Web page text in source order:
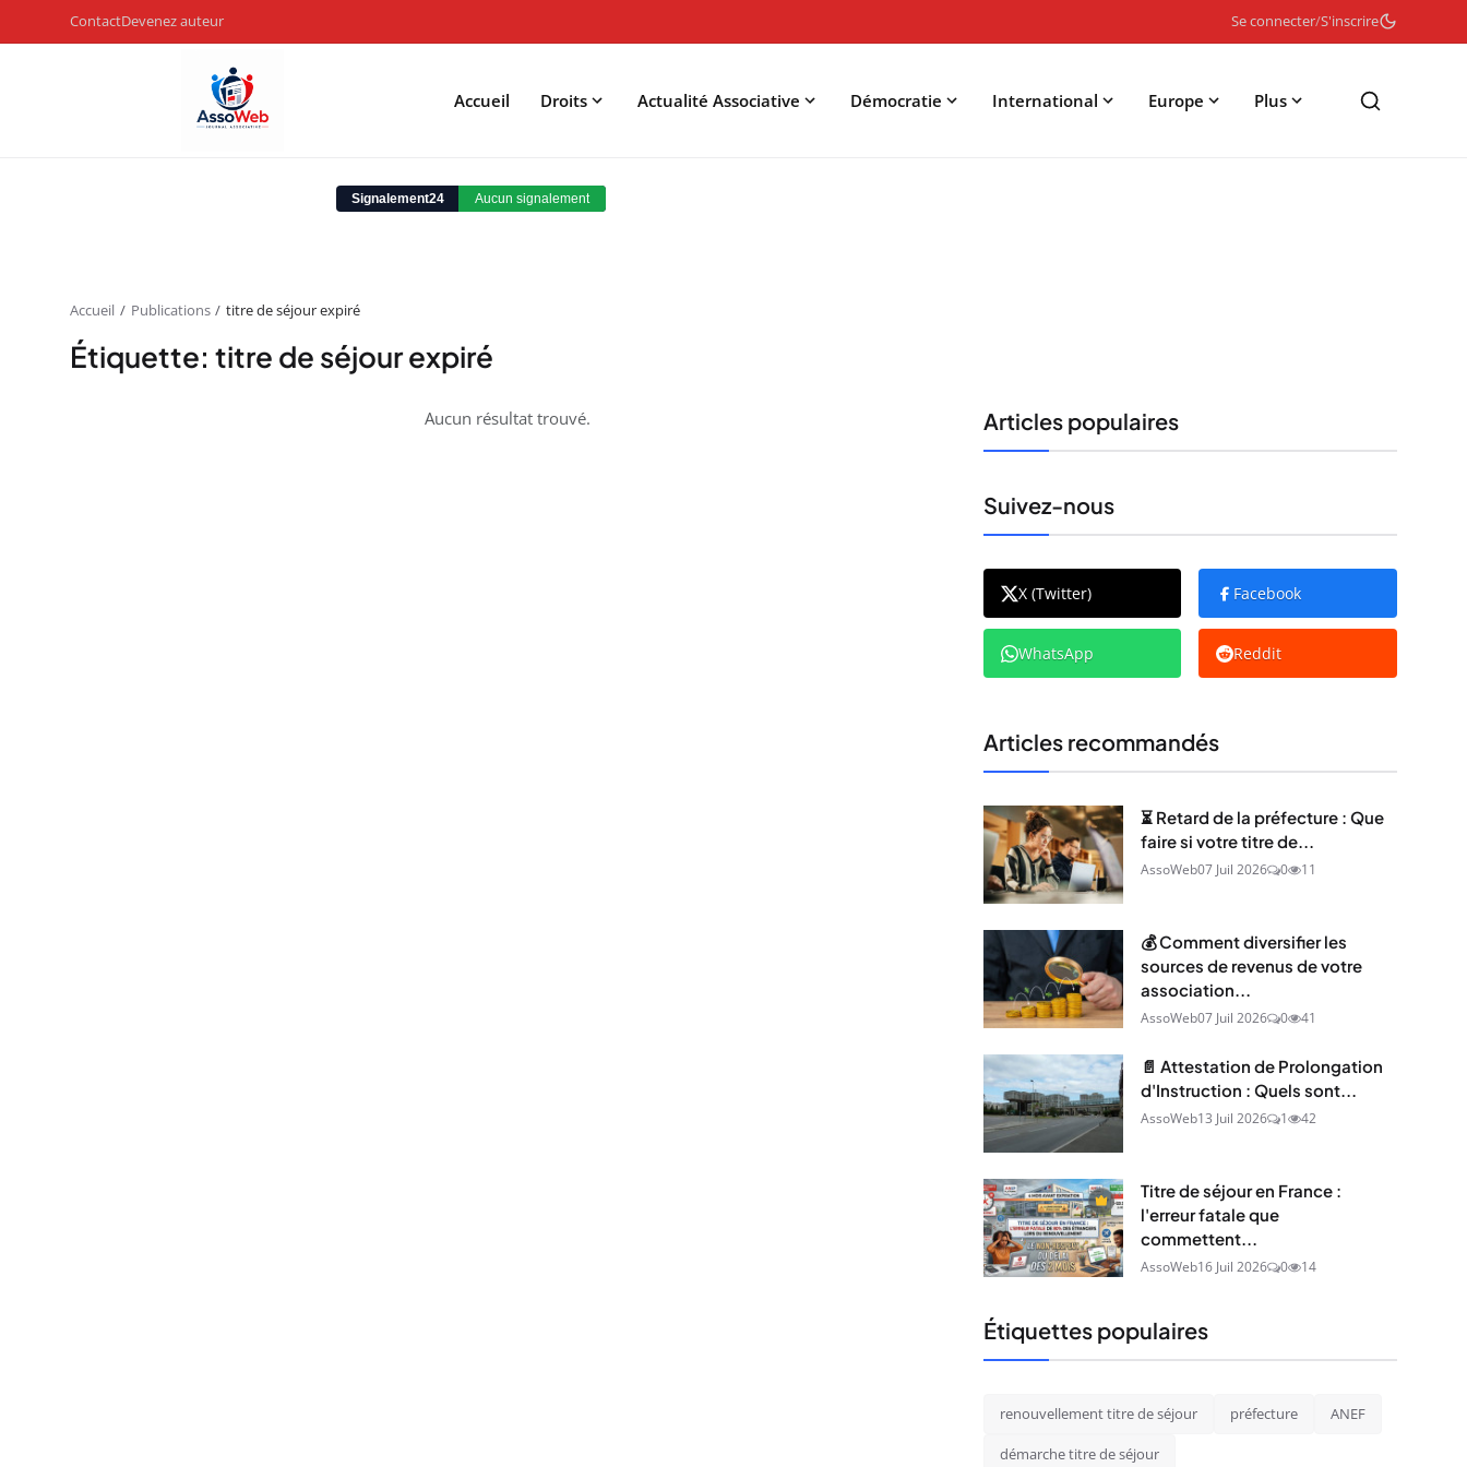
ContactDevenez auteur Se connecter/S'inscrire
Accueil Droits Actualité Associative Démocratie International Europe Plus
Accueil Publications titre de séjour expiré
Étiquette: titre de séjour expiré
Aucun résultat trouvé. Articles populaires
Suivez-nous
X (Twitter) Facebook
WhatsApp Reddit
Articles recommandés
⏳ Retard de la préfecture : Que
faire si votre titre de...
AssoWeb07 Juil 2026 0 11
💰 Comment diversifier les
sources de revenus de votre
association...
AssoWeb07 Juil 2026 0 41
📄 Attestation de Prolongation
d'Instruction : Quels sont...
AssoWeb13 Juil 2026 1 42
Titre de séjour en France :
l'erreur fatale que
commettent...
AssoWeb16 Juil 2026 0 14
Étiquettes populaires
renouvellement titre de séjour préfecture ANEF
démarche titre de séjour